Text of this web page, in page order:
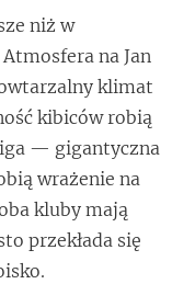
niż w
na Jan
klimat
kibiców robią
— gigantyczna
wrażenie na
kluby mają
przekłada się